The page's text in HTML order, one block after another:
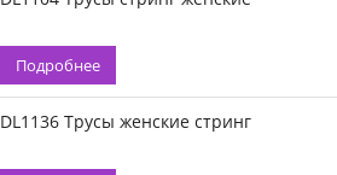
Подробнее
DL1136 Трусы женские стринг